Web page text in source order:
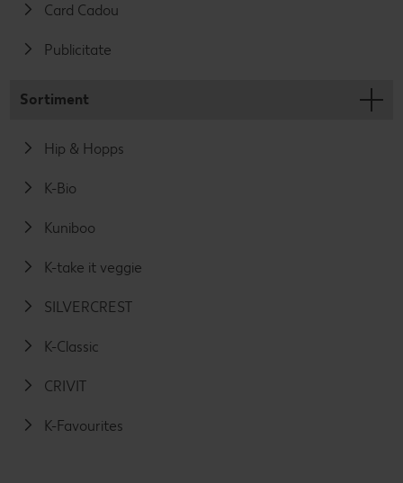
Card Cadou
Publicitate
Sortiment
Hip & Hopps
K-Bio
Kuniboo
K-take it veggie
SILVERCREST
K-Classic
CRIVIT
K-Favourites